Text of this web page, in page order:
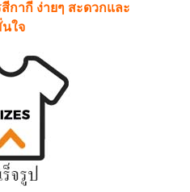
กากี ง่ายๆ สะดวกและ
ใจ